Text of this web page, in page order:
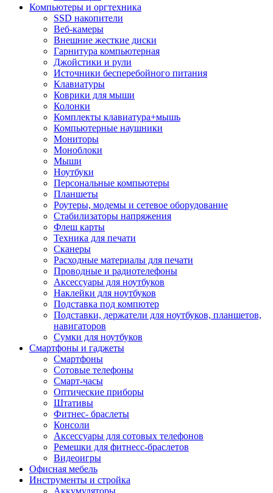
Компьютеры и оргтехника
SSD накопители
Веб-камеры
Внешние жесткие диски
Гарнитура компьютерная
Джойстики и рули
Источники бесперебойного питания
Клавиатуры
Коврики для мыши
Колонки
Комплекты клавиатура+мышь
Компьютерные наушники
Мониторы
Моноблоки
Мыши
Ноутбуки
Персональные компьютеры
Планшеты
Роутеры, модемы и сетевое оборудование
Стабилизаторы напряжения
Флеш карты
Техника для печати
Сканеры
Расходные материалы для печати
Проводные и радиотелефоны
Аксессуары для ноутбуков
Наклейки для ноутбуков
Подставка под компютер
Подставки, держатели для ноутбуков, планшетов,
навигаторов
Сумки для ноутбуков
Смартфоны и гаджеты
Смартфоны
Сотовые телефоны
Смарт-часы
Оптические приборы
Штативы
Фитнес- браслеты
Консоли
Аксессуары для сотовых телефонов
Ремешки для фитнесс-браслетов
Видеоигры
Офисная мебель
Инструменты и стройка
Аккумуляторы